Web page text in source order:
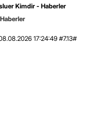
Kimdir - Haberler
Haberler
17:24:49 #7.13#